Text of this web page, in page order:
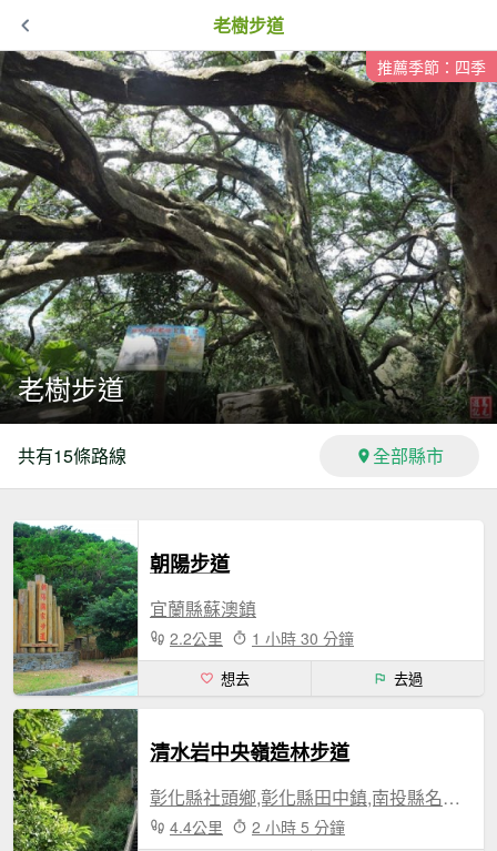
老樹步道
推薦季節：四季
老樹步道
共有15條路線 全部縣市
朝陽步道
宜蘭縣蘇澳鎮
2.2公里 1 小時 30 分鐘
想去 去過
清水岩中央嶺造林步道
彰化縣社頭鄉,彰化縣田中鎮,南投縣名間鄉
4.4公里 2 小時 5 分鐘